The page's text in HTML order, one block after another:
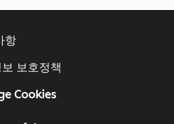
항
보호정책
Cookies